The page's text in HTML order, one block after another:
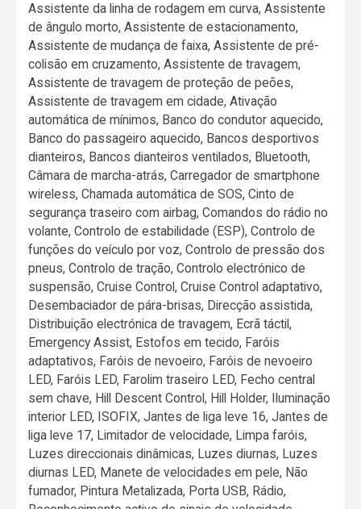
Assistente da linha de rodagem em curva, Assistente
de ângulo morto, Assistente de estacionamento,
Assistente de mudança de faixa, Assistente de pré-
colisão em cruzamento, Assistente de travagem,
Assistente de travagem de proteção de peões,
Assistente de travagem em cidade, Ativação
automática de mínimos, Banco do condutor aquecido,
Banco do passageiro aquecido, Bancos desportivos
dianteiros, Bancos dianteiros ventilados, Bluetooth,
Câmara de marcha-atrás, Carregador de smartphone
wireless, Chamada automática de SOS, Cinto de
segurança traseiro com airbag, Comandos do rádio no
volante, Controlo de estabilidade (ESP), Controlo de
funções do veículo por voz, Controlo de pressão dos
pneus, Controlo de tração, Controlo electrónico de
suspensão, Cruise Control, Cruise Control adaptativo,
Desembaciador de pára-brisas, Direcção assistida,
Distribuição electrónica de travagem, Ecrã táctil,
Emergency Assist, Estofos em tecido, Faróis
adaptativos, Faróis de nevoeiro, Faróis de nevoeiro
LED, Faróis LED, Farolim traseiro LED, Fecho central
sem chave, Hill Descent Control, Hill Holder, Iluminação
interior LED, ISOFIX, Jantes de liga leve 16, Jantes de
liga leve 17, Limitador de velocidade, Limpa faróis,
Luzes direccionais dinâmicas, Luzes diurnas, Luzes
diurnas LED, Manete de velocidades em pele, Não
fumador, Pintura Metalizada, Porta USB, Rádio,